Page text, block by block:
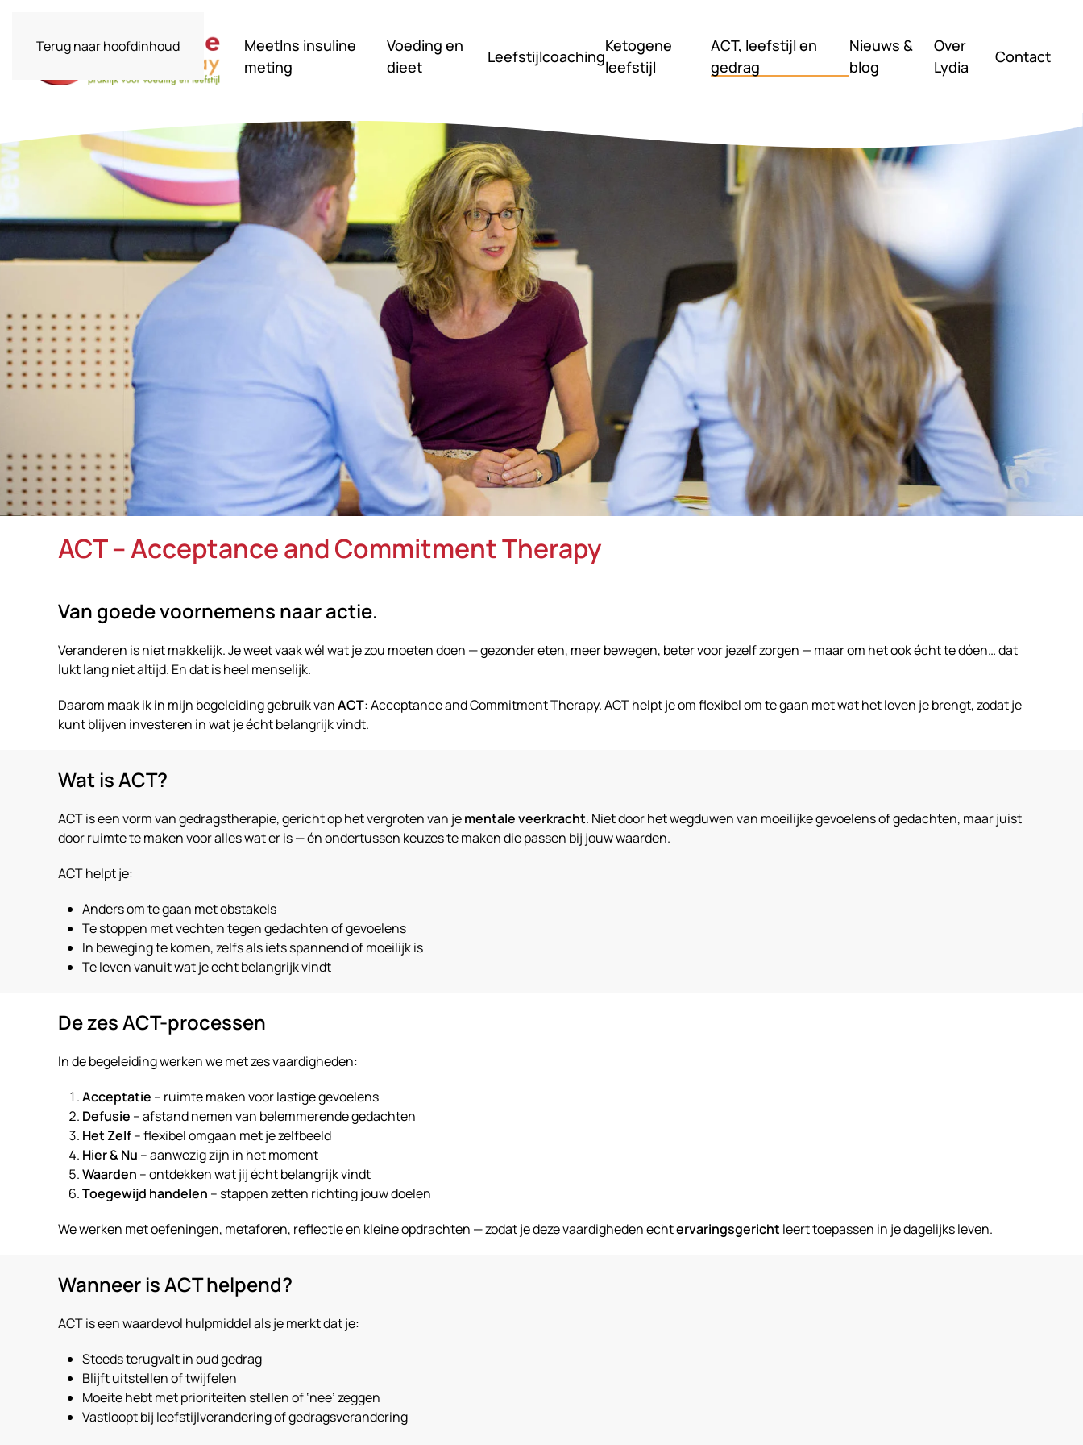
Terug naar hoofdinhoud
MeetIns insuline
meting
Voeding en
dieet
Leefstijlcoaching
Ketogene
leefstijl
ACT, leefstijl en
gedrag
Nieuws &
blog
Over
Lydia
Contact
ACT – Acceptance and Commitment Therapy
Van goede voornemens naar actie.
Veranderen is niet makkelijk. Je weet vaak wél wat je zou moeten doen — gezonder eten, meer bewegen, beter voor jezelf zorgen — maar om het ook écht te dóen… dat
lukt lang niet altijd. En dat is heel menselijk.
Daarom maak ik in mijn begeleiding gebruik vanACT: Acceptance and Commitment Therapy. ACT helpt je om flexibel om te gaan met wat het leven je brengt, zodat je
kunt blijven investeren in wat je écht belangrijk vindt.
Wat is ACT?
ACT is een vorm van gedragstherapie, gericht op het vergroten van jementale veerkracht. Niet door het wegduwen van moeilijke gevoelens of gedachten, maar juist
door ruimte te maken voor alles wat er is — én ondertussen keuzes te maken die passen bij jouw waarden.
ACT helpt je:
Anders om te gaan met obstakels
Te stoppen met vechten tegen gedachten of gevoelens
In beweging te komen, zelfs als iets spannend of moeilijk is
Te leven vanuit wat je echt belangrijk vindt
De zes ACT-processen
In de begeleiding werken we met zes vaardigheden:
Acceptatie – ruimte maken voor lastige gevoelens
Defusie – afstand nemen van belemmerende gedachten
Het Zelf– flexibel omgaan met je zelfbeeld
Hier & Nu – aanwezig zijn in het moment
Waarden – ontdekken wat jij écht belangrijk vindt
Toegewijd handelen – stappen zetten richting jouw doelen
We werken met oefeningen, metaforen, reflectie en kleine opdrachten — zodat je deze vaardigheden echtervaringsgericht leert toepassen in je dagelijks leven.
Wanneer is ACT helpend?
ACT is een waardevol hulpmiddel als je merkt dat je:
Steeds terugvalt in oud gedrag
Blijft uitstellen of twijfelen
Moeite hebt met prioriteiten stellen of ‘nee’ zeggen
Vastloopt bij leefstijlverandering of gedragsverandering